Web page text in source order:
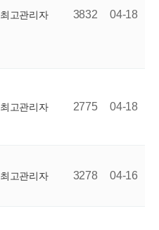
최고관리자 3832 04-18
최고관리자 2775 04-18
최고관리자 3278 04-16